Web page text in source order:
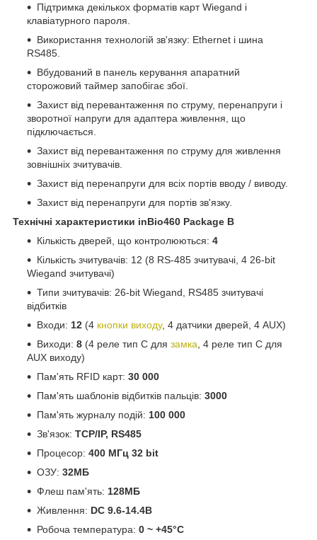
Підтримка декількох форматів карт Wiegand і
клавіатурного пароля.
Використання технологій зв'язку: Ethernet і шина
RS485.
Вбудований в панель керування апаратний
сторожовий таймер запобігає збої.
Захист від перевантаження по струму, перенапруги і
зворотної напруги для адаптера живлення, що
підключається.
Захист від перевантаження по струму для живлення
зовнішніх зчитувачів.
Захист від перенапруги для всіх портів вводу / виводу.
Захист від перенапруги для портів зв'язку.
Технічні характеристики inBio460 Package B
Кількість дверей, що контролюються: 4
Кількість зчитувачів: 12 (8 RS-485 зчитувачі, 4 26-bit
Wiegand зчитувачі)
Типи зчитувачів: 26-bit Wiegand, RS485 зчитувачі
відбитків
Входи: 12 (4 кнопки виходу, 4 датчики дверей, 4 AUX)
Виходи: 8 (4 реле тип C для замка , 4 реле тип C для
AUX виходу)
Пам'ять RFID карт: 30 000
Пам'ять шаблонів відбитків пальців: 3000
Пам'ять журналу подій: 100 000
Зв'язок: TCP/IP, RS485
Процесор: 400 MГц 32 bit
ОЗУ: 32MБ
Флеш пам'ять: 128MБ
Живлення: DC 9.6-14.4В
Робоча температура: 0 ~ +45°C